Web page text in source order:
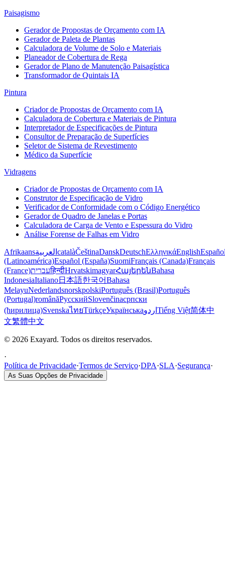
Paisagismo
Gerador de Propostas de Orçamento com IA
Gerador de Paleta de Plantas
Calculadora de Volume de Solo e Materiais
Planeador de Cobertura de Rega
Gerador de Plano de Manutenção Paisagística
Transformador de Quintais IA
Pintura
Criador de Propostas de Orçamento com IA
Calculadora de Cobertura e Materiais de Pintura
Interpretador de Especificações de Pintura
Consultor de Preparação de Superfícies
Seletor de Sistema de Revestimento
Médico da Superfície
Vidragens
Criador de Propostas de Orçamento com IA
Construtor de Especificação de Vidro
Verificador de Conformidade com o Código Energético
Gerador de Quadro de Janelas e Portas
Calculadora de Carga de Vento e Espessura do Vidro
Análise Forense de Falhas em Vidro
Afrikaansالعربية catalàČeštinaDanskDeutschΕλληνικάEnglish
(Latinoamérica)Español (España)SuomiFrançais (Canada)Français
(France)עבריתहिन्दीHrvatskimagyarՀայերենBahasa
IndonesiaItaliano日本語한국어Bahasa
MelayuNederlandsnorskpolskiPortuguês (Brasil)Português
(Portugal)românăРусскийSlovenčinaсрпски
(ћирилица)SvenskaไทยTürkçeУкраїнськаاردو Tiếng Việt简体中
文繁體中文
© 2026 Exayard. Todos os direitos reservados.
·
Política de Privacidade·Termos de Serviço·DPA·SLA·Segurança·
As Suas Opções de Privacidade